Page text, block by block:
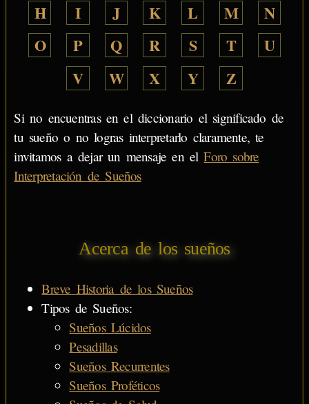
H
I J K L M
N
O
P Q R S T
U
V
W X Y Z
Si no encuentras en el diccionario el significado de
tu sueño o no logras interpretarlo claramente, te
invitamos a dejar un mensaje en elForo sobre
Interpretación de Sueños
Acerca de los sueños
Breve Historia de los Sueños
Tipos de Sueños:
Sueños Lúcidos
Pesadillas
Sueños Recurrentes
Sueños Proféticos